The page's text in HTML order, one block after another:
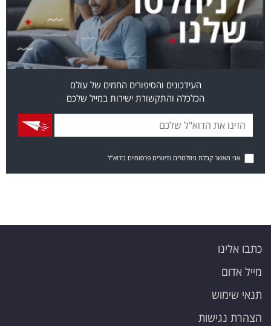
העידכונים והסיפורים החמים של עולם
הכלכלה והתקשורת ישירות במייל שלכם
אני מאשר קבלת ניוזלטרים ודיוורים פרסומיים בדוא"ל
כתבו אלינו
מייל אדום
תנאי שימוש
הצהרת נגישות